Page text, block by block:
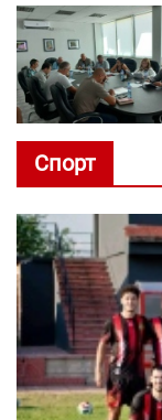
Спорт